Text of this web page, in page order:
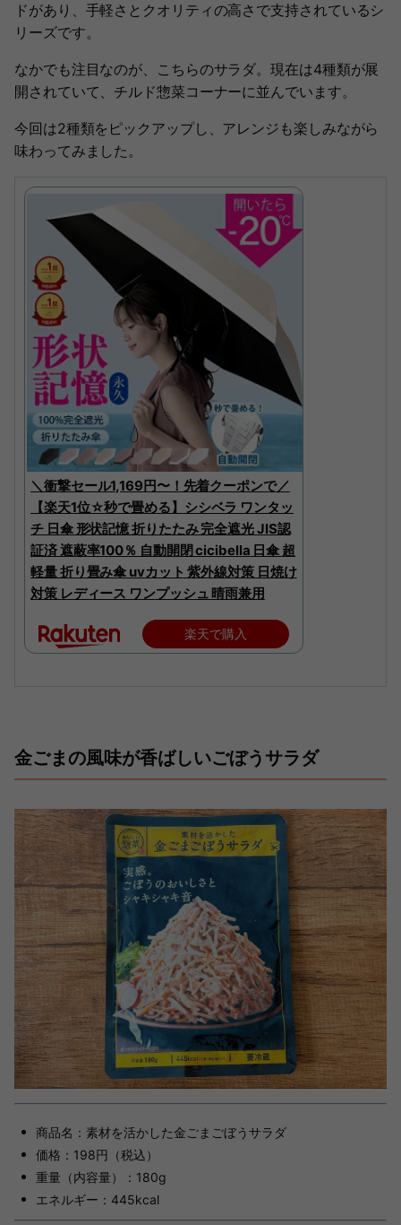
ドがあり、手軽さとクオリティの高さで支持されているシ
リーズです。
なかでも注目なのが、こちらのサラダ。現在は4種類が展
開されていて、チルド惣菜コーナーに並んでいます。
今回は2種類をピックアップし、アレンジも楽しみながら
味わってみました。
＼衝撃セール1,169円〜！先着クーポンで／
【楽天1位☆秒で畳める】シシベラ ワンタッ
チ 日傘 形状記憶 折りたたみ 完全遮光 JIS認
証済 遮蔽率100％ 自動開閉 cicibella 日傘 超
軽量 折り畳み傘 uvカット 紫外線対策 日焼け
対策 レディース ワンプッシュ 晴雨兼用
楽天で購入
金ごまの風味が香ばしいごぼうサラダ
商品名：素材を活かした金ごまごぼうサラダ
価格：198円（税込）
重量（内容量）：180g
エネルギー：445kcal